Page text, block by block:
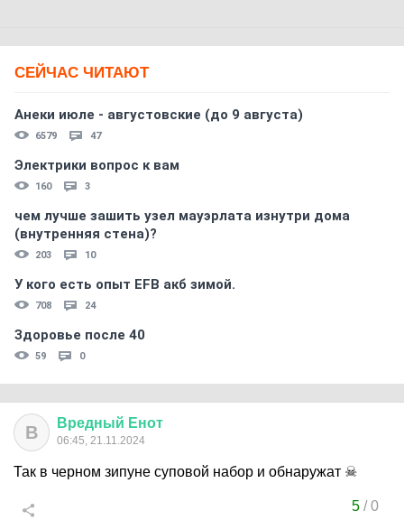
СЕЙЧАС ЧИТАЮТ
Анеки июле - августовские (до 9 августа)
6579 47
Электрики вопрос к вам
160 3
чем лучше зашить узел мауэрлата изнутри дома
(внутренняя стена)?
203 10
У кого есть опыт EFB акб зимой.
708 24
Здоровье после 40
59 0
В Вредный Енот
06:45, 21.11.2024
Так в черном зипуне суповой набор и обнаружат ☠
5/0